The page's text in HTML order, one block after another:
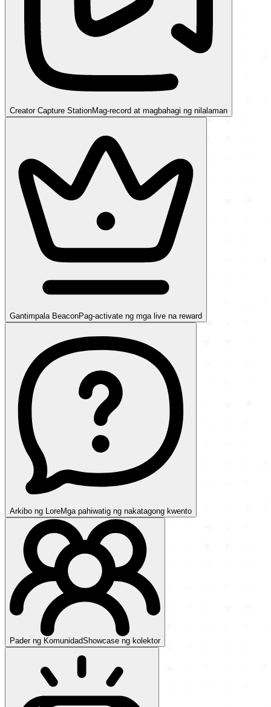
Creator Capture StationMag-record at magbahagi ng nilalaman
Gantimpala BeaconPag-activate ng mga live na reward
Arkibo ng LoreMga pahiwatig ng nakatagong kwento
Pader ng KomunidadShowcase ng kolektor